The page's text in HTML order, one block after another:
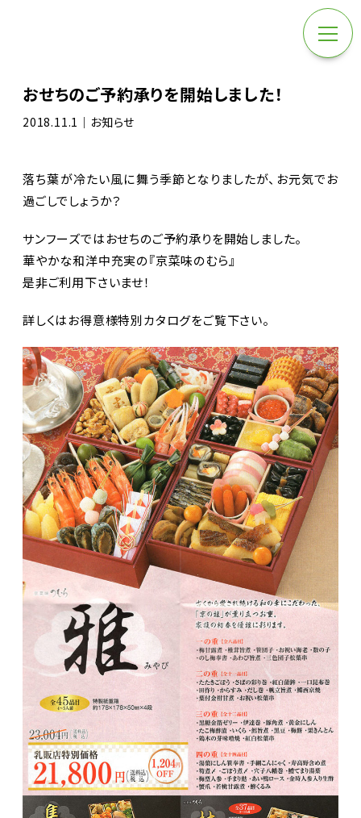
おせちのご予約承りを開始しました！
2018.11.1｜お知らせ
落ち葉が冷たい風に舞う季節となりましたが、お元気でお
過ごしでしょうか？
サンフーズではおせちのご予約承りを開始しました。
華やかな和洋中充実の『京菜味のむら』
是非ご利用下さいませ！
詳しくはお得意様特別カタログをご覧下さい。